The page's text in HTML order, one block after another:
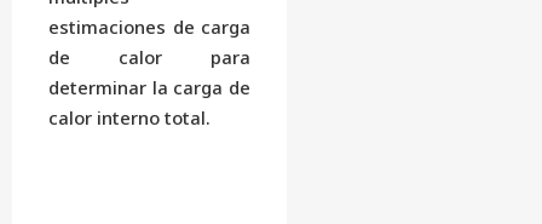
estimaciones de carga
de calor para
determinar la carga de
calor interno total.